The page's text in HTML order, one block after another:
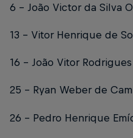
6 - João Victor da Silva
13 - Vitor Henrique de
16 - João Vitor
25 - Ryan Weber de
26 - Pedro Henrique